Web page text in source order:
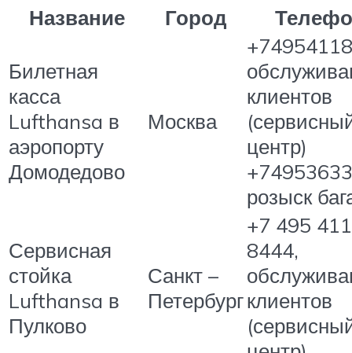
Название
Город
Билетная
касса
Lufthansa в
аэропорту
Домодедово
Москва
клиентов
центр)
розыск
Сервисная
стойка
Lufthansa в
Пулково
Санкт –
Петербург
+7 495 411
8444,
клиентов